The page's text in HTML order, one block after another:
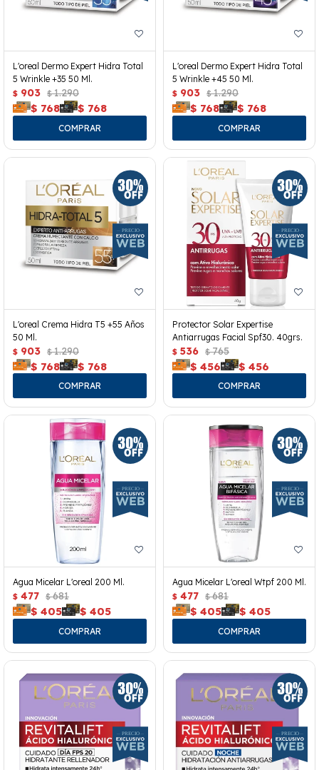
L'oreal Dermo Expert Hidra Total
5 Wrinkle +35 50 Ml.
$ 903 $ 1.290
$ 768 $ 768
L'oreal Dermo Expert Hidra Total
5 Wrinkle +45 50 Ml.
$ 903 $ 1.290
$ 768 $ 768
L'oreal Crema Hidra T5 +55 Años
50 Ml.
$ 903 $ 1.290
$ 768 $ 768
Protector Solar Expertise
Antiarrugas Facial Spf30. 40grs.
$ 536 $ 765
$ 456 $ 456
Agua Micelar L'oreal 200 Ml.
$ 477 $ 681
$ 405 $ 405
Agua Micelar L'oreal Wtpf 200 Ml.
$ 477 $ 681
$ 405 $ 405